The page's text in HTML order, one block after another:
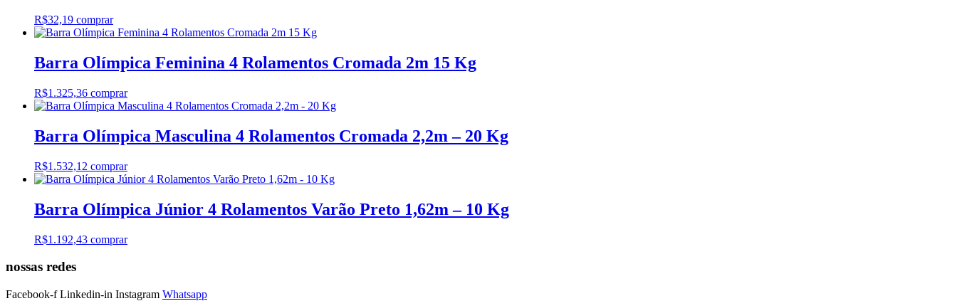
R$32,19 comprar
Barra Olímpica Feminina 4 Rolamentos Cromada 2m 15 Kg
R$1.325,36 comprar
Barra Olímpica Masculina 4 Rolamentos Cromada 2,2m – 20 Kg
R$1.532,12 comprar
Barra Olímpica Júnior 4 Rolamentos Varão Preto 1,62m – 10 Kg
R$1.192,43 comprar
nossas redes
Facebook-f Linkedin-in Instagram Whatsapp